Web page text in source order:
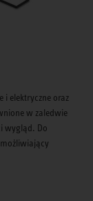
i elektryczne oraz
w zaledwie
wygląd. Do